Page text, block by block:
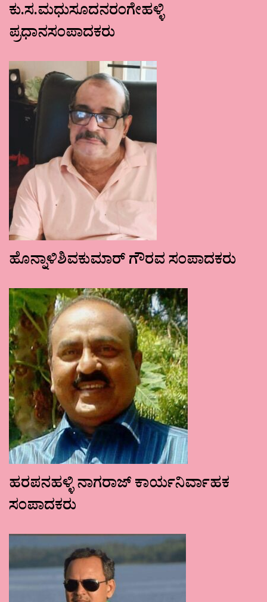
ಕು.ಸ.ಮಧುಸೂದನರಂಗೇಹಳ್ಳಿ
ಪ್ರಧಾನಸಂಪಾದಕರು
ಹೊನ್ನಾಳಿಶಿವಕುಮಾರ್ ಗೌರವ ಸಂಪಾದಕರು
ಹರಪನಹಳ್ಳಿ ನಾಗರಾಜ್ ಕಾರ್ಯನಿರ್ವಾಹಕ
ಸಂಪಾದಕರು